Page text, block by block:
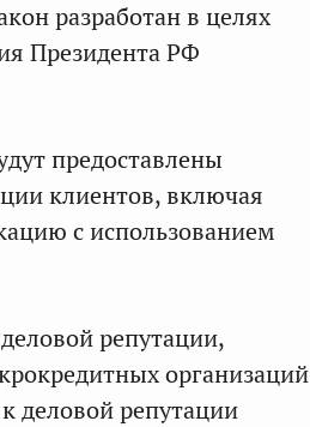
разработан в целях
Президента РФ
предоставлены
клиентов, включая
с использованием
репутации,
организаций
деловой репутации